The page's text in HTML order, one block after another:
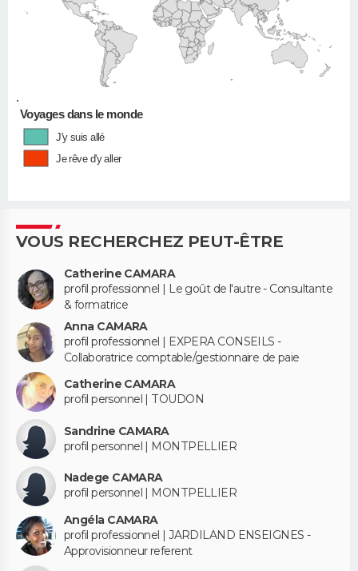
•
Voyages dans le monde
J'y suis allé
Je rêve d'y aller
VOUS RECHERCHEZ PEUT-ÊTRE
Catherine CAMARA
profil professionnel | Le goût de l'autre - Consultante
& formatrice
Anna CAMARA
profil professionnel | EXPERA CONSEILS -
Collaboratrice comptable/gestionnaire de paie
Catherine CAMARA
profil personnel | TOUDON
Sandrine CAMARA
profil personnel | MONTPELLIER
Nadege CAMARA
profil personnel | MONTPELLIER
Angéla CAMARA
profil professionnel | JARDILAND ENSEIGNES -
Approvisionneur referent